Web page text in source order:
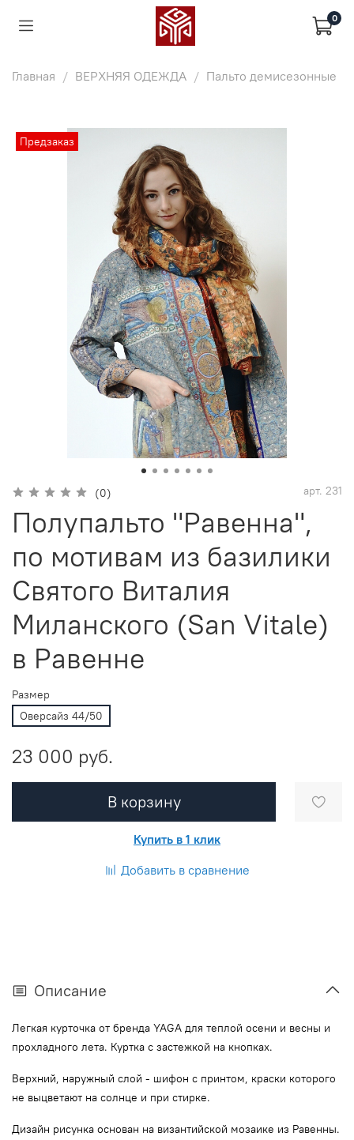
0
Главная ВЕРХНЯЯ ОДЕЖДА Пальто демисезонные
Предзаказ
(0) арт. 231
Полупальто "Равенна",
по мотивам из базилики
Святого Виталия
Миланского (San Vitale)
в Равенне
Размер
Оверсайз 44/50
23 000 руб.
В корзину
Купить в 1 клик
Добавить в сравнение
Описание
Легкая курточка от бренда YAGA для теплой осени и весны и
прохладного лета. Куртка с застежкой на кнопках.
Верхний, наружный слой - шифон с принтом, краски которого
не выцветают на солнце и при стирке.
Дизайн рисунка основан на византийской мозаике из Равенны.